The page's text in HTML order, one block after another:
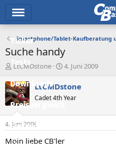
Ticker
Tests
Downloads
Preisvergleich
Forum
Aktuelles
Smartphone/Tablet-Kaufberatung
Suche handy
E
s
t
e
e
r
LtCMDstone
E
s
e
t
a
4. Juni 2009
LtCMDstone
Cadet 4th Year
4. Juni 2009
Moin liebe CB'ler